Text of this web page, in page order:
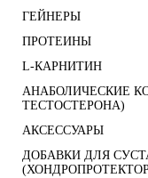
ГЕЙНЕРЫ
ПРОТЕИНЫ
L-КАРНИТИН
АНАБОЛИЧЕСКИЕ
ТЕСТОСТЕРОНА)
АКСЕССУАРЫ
ДОБАВКИ ДЛЯ